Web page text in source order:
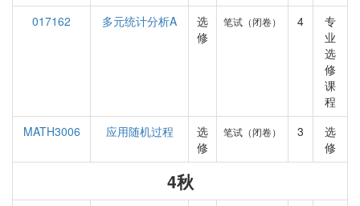
017162
多元统计分析A
选
修
笔试（闭卷） 4
专
业
选
修
课
程
MATH3006
应用随机过程
选
修
笔试（闭卷） 3
选
修
4秋